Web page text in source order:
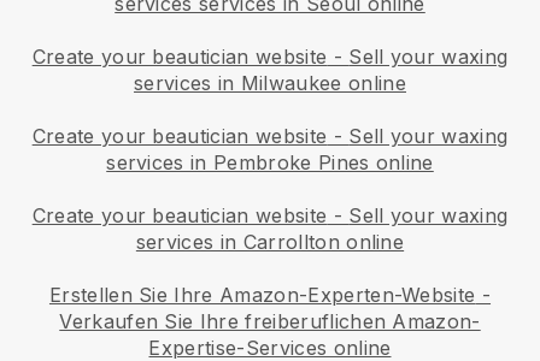
Create your beautician website - Sell your waxing
services in Milwaukee online
Create your beautician website - Sell your waxing
services in Pembroke Pines online
Create your beautician website - Sell your waxing
services in Carrollton online
Erstellen Sie Ihre Amazon-Experten-Website -
Verkaufen Sie Ihre freiberuflichen Amazon-
Expertise-Services online